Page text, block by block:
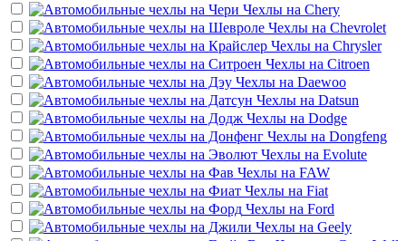
Чехлы на Chery
Чехлы на Chevrolet
Чехлы на Chrysler
Чехлы на Citroen
Чехлы на Daewoo
Чехлы на Datsun
Чехлы на Dodge
Чехлы на Dongfeng
Чехлы на Evolute
Чехлы на FAW
Чехлы на Fiat
Чехлы на Ford
Чехлы на Geely